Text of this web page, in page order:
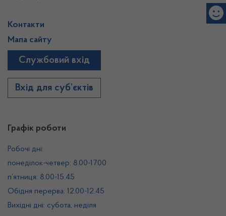
Графік роботи
Робочі дні:
понеділок-четвер: 8.00-17.00
п’ятниця: 8.00-15.45
Обідня перерва: 12.00-12.45
Вихідні дні: субота, неділя
Контакти
Мапа сайту
Службовий вхід
Вхід для суб’єктів